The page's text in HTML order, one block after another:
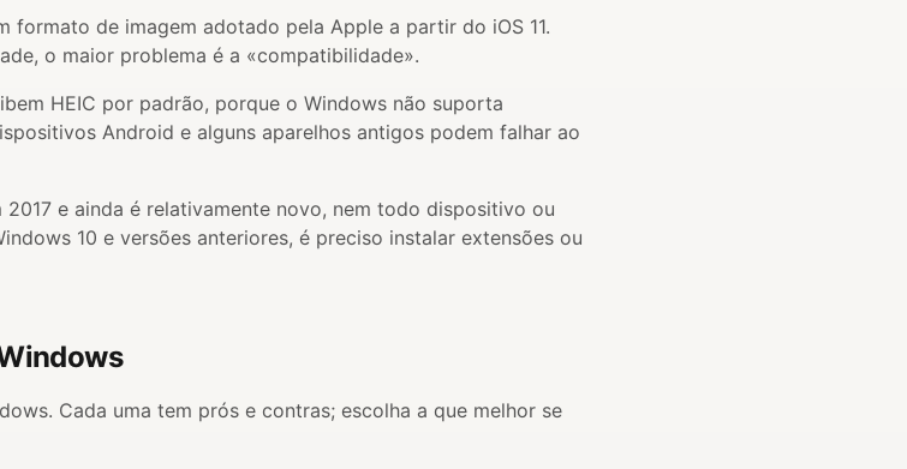
formato de imagem adotado pela Apple a partir do iOS 11.
o maior problema é a «compatibilidade».
HEIC por padrão, porque o Windows não suporta
Android e alguns aparelhos antigos podem falhar ao
e ainda é relativamente novo, nem todo dispositivo ou
10 e versões anteriores, é preciso instalar extensões ou
Cada uma tem prós e contras; escolha a que melhor se